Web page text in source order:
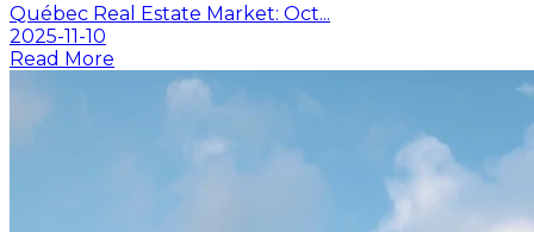
Québec Real Estate Market: Oct...
2025-11-10
Read More